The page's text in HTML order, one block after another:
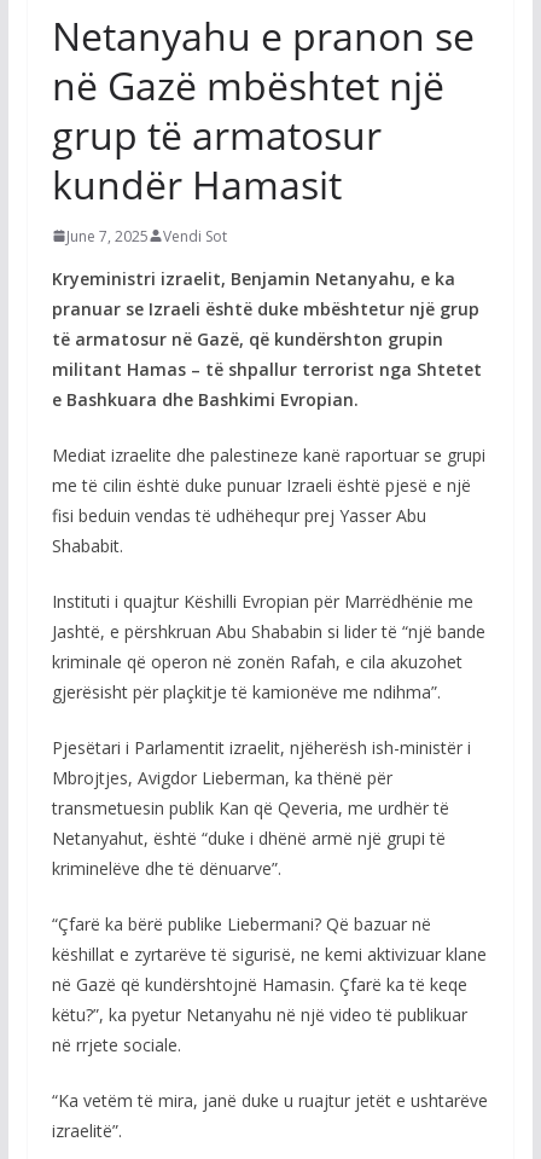
Netanyahu e pranon se
në Gazë mbështet një
grup të armatosur
kundër Hamasit
June 7, 2025 Vendi Sot
Kryeministri izraelit, Benjamin Netanyahu, e ka
pranuar se Izraeli është duke mbështetur një grup
të armatosur në Gazë, që kundërshton grupin
militant Hamas – të shpallur terrorist nga Shtetet
e Bashkuara dhe Bashkimi Evropian.
Mediat izraelite dhe palestineze kanë raportuar se grupi
me të cilin është duke punuar Izraeli është pjesë e një
fisi beduin vendas të udhëhequr prej Yasser Abu
Shababit.
Instituti i quajtur Këshilli Evropian për Marrëdhënie me
Jashtë, e përshkruan Abu Shababin si lider të “një bande
kriminale që operon në zonën Rafah, e cila akuzohet
gjerësisht për plaçkitje të kamionëve me ndihma”.
Pjesëtari i Parlamentit izraelit, njëherësh ish-ministër i
Mbrojtjes, Avigdor Lieberman, ka thënë për
transmetuesin publik Kan që Qeveria, me urdhër të
Netanyahut, është “duke i dhënë armë një grupi të
kriminelëve dhe të dënuarve”.
“Çfarë ka bërë publike Liebermani? Që bazuar në
këshillat e zyrtarëve të sigurisë, ne kemi aktivizuar klane
në Gazë që kundërshtojnë Hamasin. Çfarë ka të keqe
këtu?”, ka pyetur Netanyahu në një video të publikuar
në rrjete sociale.
“Ka vetëm të mira, janë duke u ruajtur jetët e ushtarëve
izraelitë”.